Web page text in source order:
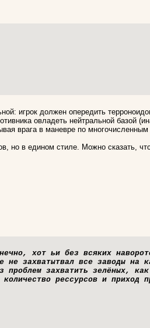
игрок должен опередить
овладеть нейтральной базой
врага в маневре по
но в едином стиле. Можно сказать,
хот ьи без всяких
захватытвал все заводы на
захватить зелёных,
рессурсов и приход